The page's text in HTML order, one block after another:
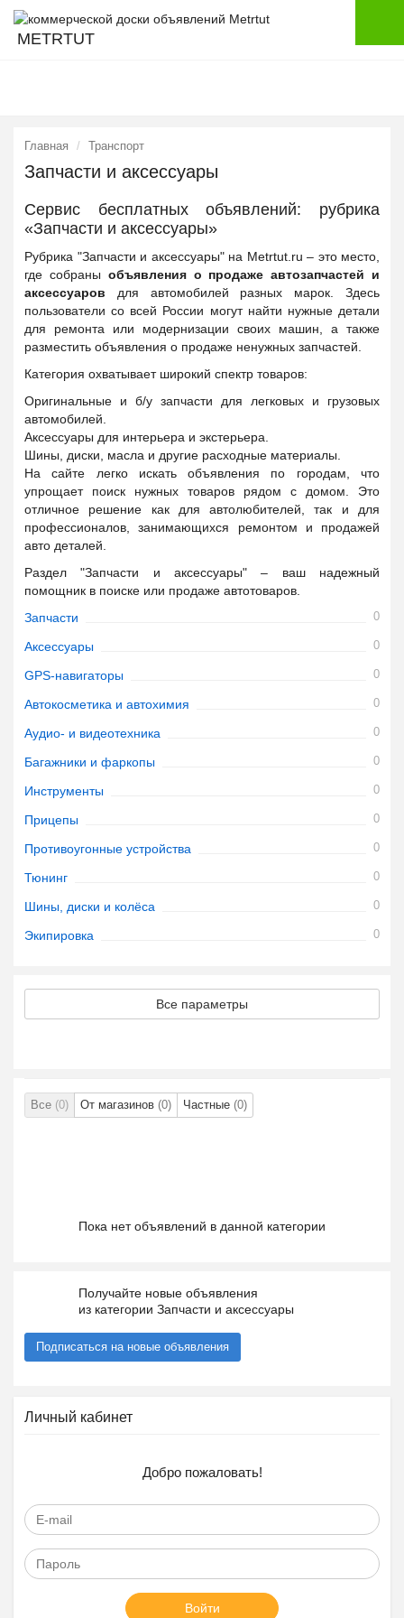
METRTUT
Главная Транспорт
Запчасти и аксессуары
Сервис бесплатных объявлений: рубрика
«Запчасти и аксессуары»
Рубрика "Запчасти и аксессуары" на Metrtut.ru – это место,
где собраны объявления о продаже автозапчастей и
аксессуаров для автомобилей разных марок. Здесь
пользователи со всей России могут найти нужные детали
для ремонта или модернизации своих машин, а также
разместить объявления о продаже ненужных запчастей.
Категория охватывает широкий спектр товаров:
Оригинальные и б/у запчасти для легковых и грузовых
автомобилей.
Аксессуары для интерьера и экстерьера.
Шины, диски, масла и другие расходные материалы.
На сайте легко искать объявления по городам, что
упрощает поиск нужных товаров рядом с домом. Это
отличное решение как для автолюбителей, так и для
профессионалов, занимающихся ремонтом и продажей
авто деталей.
Раздел "Запчасти и аксессуары" – ваш надежный
помощник в поиске или продаже автотоваров.
Запчасти
0
Аксессуары 0
GPS-навигаторы 0
Автокосметика и автохимия 0
Аудио- и видеотехника 0
Багажники и фаркопы 0
Инструменты 0
Прицепы 0
Противоугонные устройства 0
Тюнинг 0
Шины, диски и колёса 0
Экипировка 0
Все параметры
Все (0) От магазинов (0) Частные (0)
Пока нет объявлений в данной категории
Получайте новые объявления
из категории Запчасти и аксессуары
Подписаться на новые объявления
Личный кабинет
Добро пожаловать!
Войти